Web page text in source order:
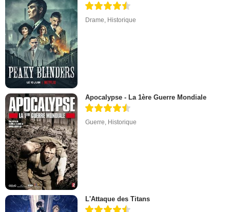
Drame, Historique
Apocalypse - La 1ère Guerre Mondiale
Guerre Historique
L'Attaque des Titans